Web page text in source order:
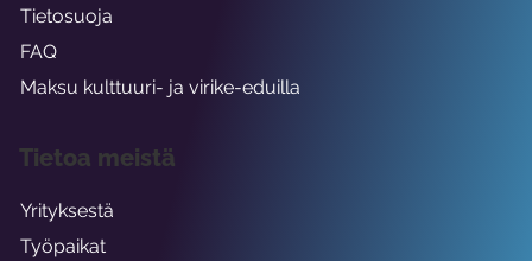
Tietosuoja
FAQ
Maksu kulttuuri- ja virike-eduilla
Tietoa meistä
Yrityksestä
Työpaikat